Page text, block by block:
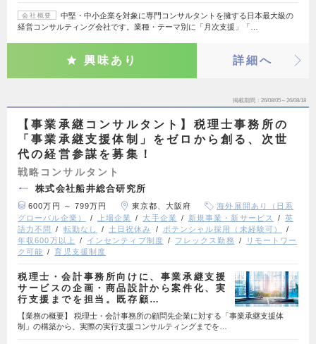
会社概要
中堅・中小企業を対象に専門コンサルタントを擁する日本最大級の
経営コンサルティング会社です。業種・テーマ別に「月次支援」「…
興味あり 詳細へ
掲載期間 26/08/05～26/08/18
【事業承継コンサルタント】税理士事務所の
「事業承継支援体制」をゼロから創る、次世
代の経営参謀を募集！
戦略コンサルタント
株式会社船井総合研究所
600万円 ～ 799万円 東京都、大阪府
海外展開あり（日系
グローバル企業）
上場企業 大手企業 新規事業・新サービス
英
語力不問
転勤なし 土日祝休み
ポテンシャル採用（未経験可）
年収600万以上
インセンティブ制度 フレックス勤務
リモートワー
ク可能
育児支援制度
税理士・会計事務所向けに、事業承継支援
サービスの企画・商品設計から案件化、実
行支援までを担当。既存顧…
【業務の概要】 税理士・会計事務所の顧問先企業に対する「事業承継支援体
制」の構築から、実際の実行支援コンサルティングまでを…